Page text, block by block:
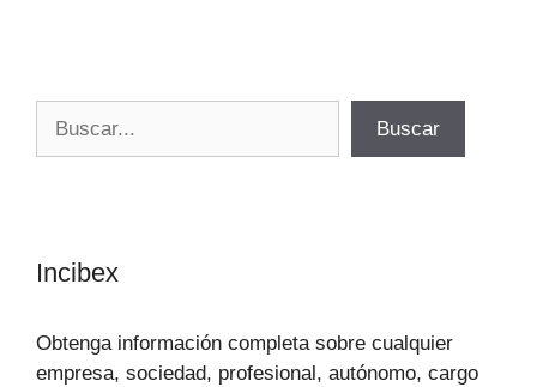
Buscar
Incibex
Obtenga información completa sobre cualquier
empresa, sociedad, profesional, autónomo, cargo